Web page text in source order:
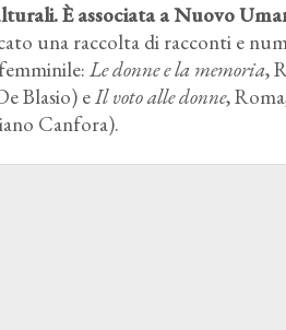
È associata a Nuovo
una raccolta di racconti e
Le donne e la memoria,
Blasio) eIl voto alle donne,
Canfora).